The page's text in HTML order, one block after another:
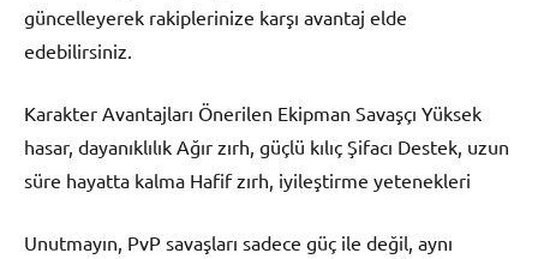
güncelleyerek rakiplerinize karşı avantaj elde
edebilirsiniz.
Karakter Avantajları Önerilen Ekipman Savaşçı Yüksek
hasar, dayanıklılık Ağır zırh, güçlü kılıç Şifacı Destek, uzun
süre hayatta kalma Hafif zırh, iyileştirme yetenekleri
Unutmayın, PvP savaşları sadece güç ile değil, aynı